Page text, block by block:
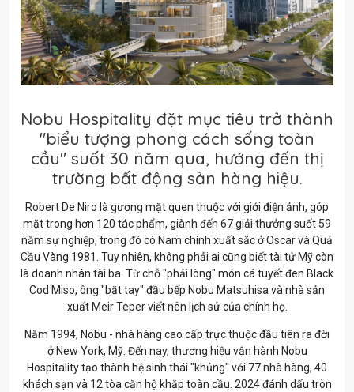
Nobu Hospitality đặt mục tiêu trở thành
"biểu tượng phong cách sống toàn
cầu" suốt 30 năm qua, hướng đến thị
trường bất động sản hàng hiệu.
Robert De Niro là gương mặt quen thuộc với giới điện ảnh, góp
mặt trong hơn 120 tác phẩm, giành đến 67 giải thưởng suốt 59
năm sự nghiệp, trong đó có Nam chính xuất sắc ở Oscar và Quả
Cầu Vàng 1981. Tuy nhiên, không phải ai cũng biết tài tử Mỹ còn
là doanh nhân tài ba. Từ chỗ "phải lòng" món cá tuyết đen Black
Cod Miso, ông "bắt tay" đầu bếp Nobu Matsuhisa và nhà sản
xuất Meir Teper viết nên lịch sử của chính họ.
Năm 1994, Nobu - nhà hàng cao cấp trực thuộc đầu tiên ra đời
ở New York, Mỹ. Đến nay, thương hiệu vận hành Nobu
Hospitality tạo thành hệ sinh thái "khủng" với 77 nhà hàng, 40
khách sạn và 12 tòa căn hộ khắp toàn cầu. 2024 đánh dấu tròn